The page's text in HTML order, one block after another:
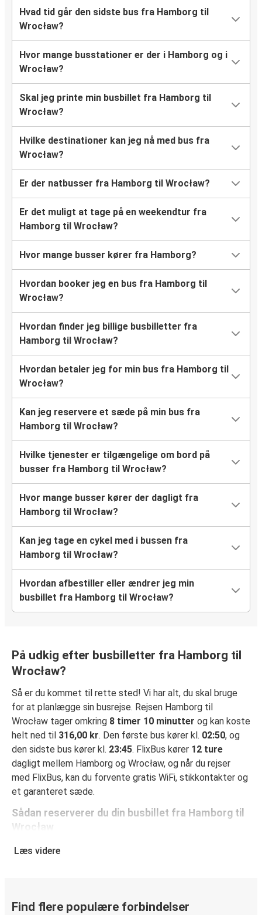
Hvad tid går den sidste bus fra Hamborg til
Wrocław?
Hvor mange busstationer er der i Hamborg og i
Wrocław?
Skal jeg printe min busbillet fra Hamborg til
Wrocław?
Hvilke destinationer kan jeg nå med bus fra
Wrocław?
Er der natbusser fra Hamborg til Wrocław?
Er det muligt at tage på en weekendtur fra
Hamborg til Wrocław?
Hvor mange busser kører fra Hamborg?
Hvordan booker jeg en bus fra Hamborg til
Wrocław?
Hvordan finder jeg billige busbilletter fra
Hamborg til Wrocław?
Hvordan betaler jeg for min bus fra Hamborg til
Wrocław?
Kan jeg reservere et sæde på min bus fra
Hamborg til Wrocław?
Hvilke tjenester er tilgængelige om bord på
busser fra Hamborg til Wrocław?
Hvor mange busser kører der dagligt fra
Hamborg til Wrocław?
Kan jeg tage en cykel med i bussen fra
Hamborg til Wrocław?
Hvordan afbestiller eller ændrer jeg min
busbillet fra Hamborg til Wrocław?
På udkig efter busbilletter fra Hamborg til
Wrocław?
Så er du kommet til rette sted! Vi har alt, du skal bruge
for at planlægge sin busrejse. Rejsen Hamborg til
Wrocław tager omkring 8 timer 10 minutter og kan koste
helt ned til 316,00 kr. Den første bus kører kl. 02:50, og
den sidste bus kører kl. 23:45. FlixBus kører 12 ture
dagligt mellem Hamborg og Wrocław, og når du rejser
med FlixBus, kan du forvente gratis WiFi, stikkontakter og
et garanteret sæde.
Sådan reserverer du din busbillet fra Hamborg til
Wrocław
Det er virkelig nemt at reserverer en billet hos FlixBus: på
mellem flere sikre onlinebetalingsmetoder som kreditkort,
Læs videre
Find flere populære forbindelser